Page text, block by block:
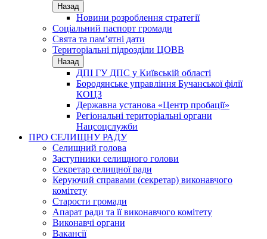
Назад
Новини розроблення стратегії
Соціальний паспорт громади
Свята та пам’ятні дати
Територіальні підрозділи ЦОВВ
Назад
ДПІ ГУ ДПС у Київській області
Бородянське управління Бучанської філії
КОЦЗ
Державна установа «Центр пробації»
Регіональні територіальні органи
Нацсоцслужби
ПРО СЕЛИЩНУ РАДУ
Селищний голова
Заступники селищного голови
Секретар селищної ради
Керуючий справами (секретар) виконавчого
комітету
Старости громади
Апарат ради та її виконавчого комітету
Виконавчі органи
Вакансії